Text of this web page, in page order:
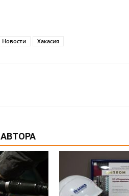
Новости Хакасия